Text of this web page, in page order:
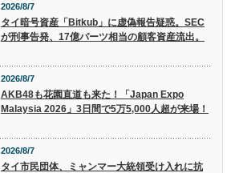
2026/8/7
タイ暗号資産「Bitkub」に虚偽報告疑惑。SEC
が刑事告発、17億バーツ相当の顧客資産流出。
2026/8/7
AKB48も花園直道も来た！「Japan Expo
Malaysia 2026」3日間で5万5,000人超が来場！
2026/8/7
タイ市民団体、ミャンマー大統領受け入れに抗